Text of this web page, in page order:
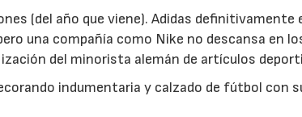
(del año que viene). Adidas
una compañía como Nike no descansa en
del minorista alemán de artículos
indumentaria y calzado de fútbol con